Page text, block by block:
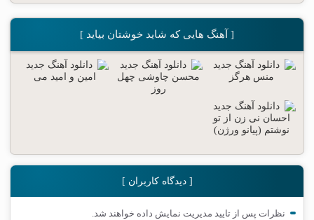
[ آهنگ هایی که شاید خوشتان بیاید ]
[ دیدگاه کاربران ]
نظرات پس از تایید مدیریت نمایش داده خواهند شد.